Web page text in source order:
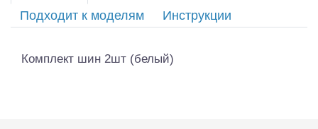
Подходит к моделям
Инструкции
Комплект шин 2шт (белый)